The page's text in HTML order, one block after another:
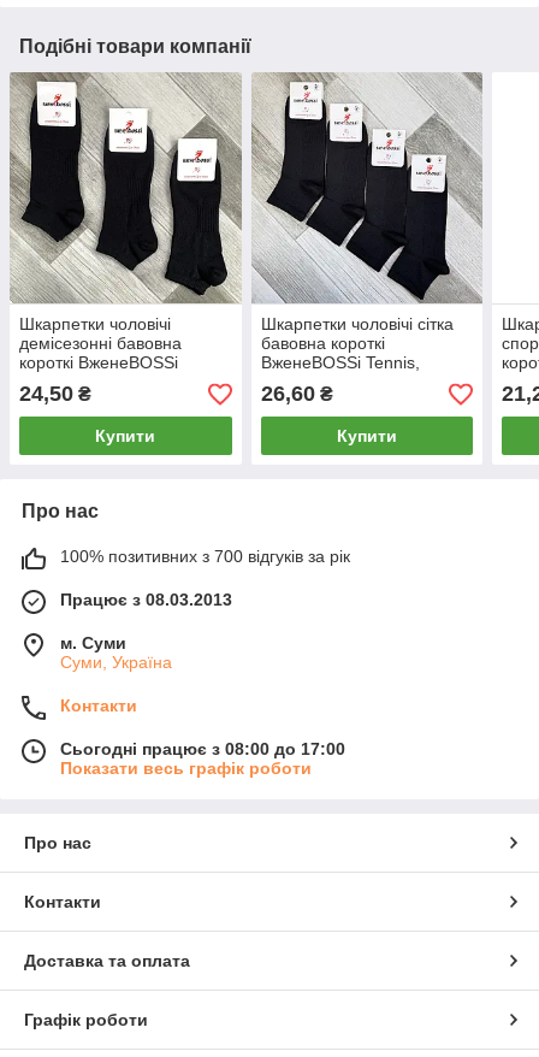
Подібні товари компанії
Шкарпетки чоловічі
демісезонні бавовна
короткі ВженеBOSSі
Fitness, розмір 27 (41-42),
чорні, 11302
24,50 ₴
Купити
Шкарпетки чоловічі сітка
бавовна короткі
ВженеBOSSі Tennis,
розмір 27 (41-42), чорні,
12206
26,60₴
Купити
Про нас
100% позитивних з 700 відгуків за рік
Працює з 08.03.2013
м. Суми
Суми, Україна
Контакти
Сьогодні працює з 08:00 до 17:00
Показати весь графік роботи
Про нас
Контакти
Доставка та оплата
Графік роботи